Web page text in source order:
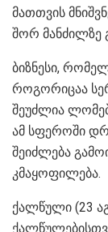
მათთვის
შორ მანძილზე
ბიზნესი,
როგორიცაა
შეუძლია
ამ სფეროში
შეიძლება
კმაყოფილება.
ქალწული (23